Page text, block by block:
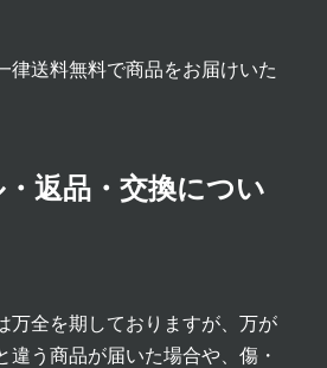
律送料無料で商品をお届けいた
返品・交換につい
万全を期しておりますが、万が
違う商品が届いた場合や、傷・